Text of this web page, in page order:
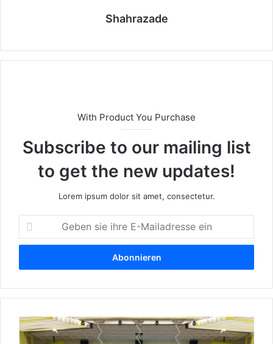
Shahrazade
With Product You Purchase
Subscribe to our mailing list
to get the new updates!
Lorem ipsum dolor sit amet, consectetur.
b
n
i
i
h
S